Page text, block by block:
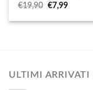
€19,90 Il
originale
€7,99Il
attuale
ULTIMI ARRIVATI